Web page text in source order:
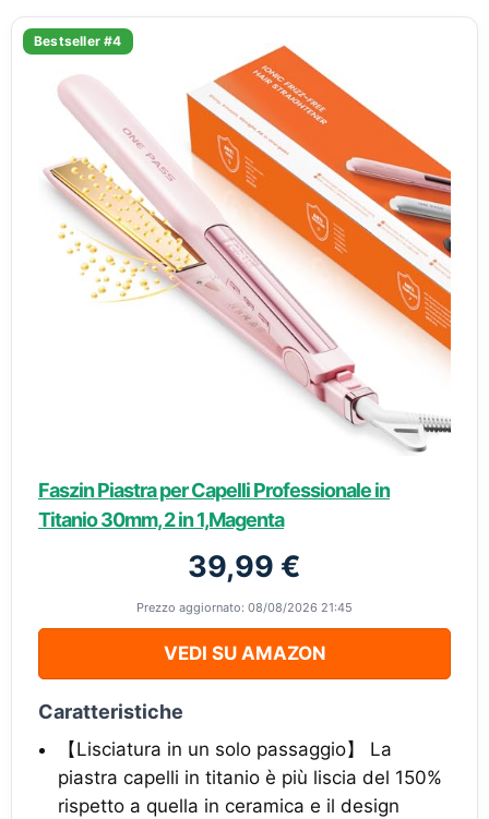
Bestseller #4
Faszin Piastra per Capelli Professionale in
Titanio 30mm, 2 in 1,Magenta
39,99 €
Prezzo aggiornato: 08/08/2026 21:45
VEDI SU AMAZON
Caratteristiche
【Lisciatura in un solo passaggio】 La
piastra capelli in titanio è più liscia del 150%
rispetto a quella in ceramica e il design